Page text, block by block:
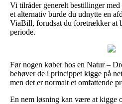
Vi tilråder generelt bestillinger
et alternativ burde du udnytte en
ViaBill, forudsat du foretrækker at
periode.
Før nogen køber hos en Natur –
behøver de i princippet kigge på
men det er normalt et omfattende
En nem løsning kan være at kigge